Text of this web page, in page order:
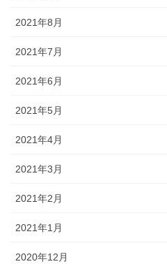
2021年8月
2021年7月
2021年6月
2021年5月
2021年4月
2021年3月
2021年2月
2021年1月
2020年12月